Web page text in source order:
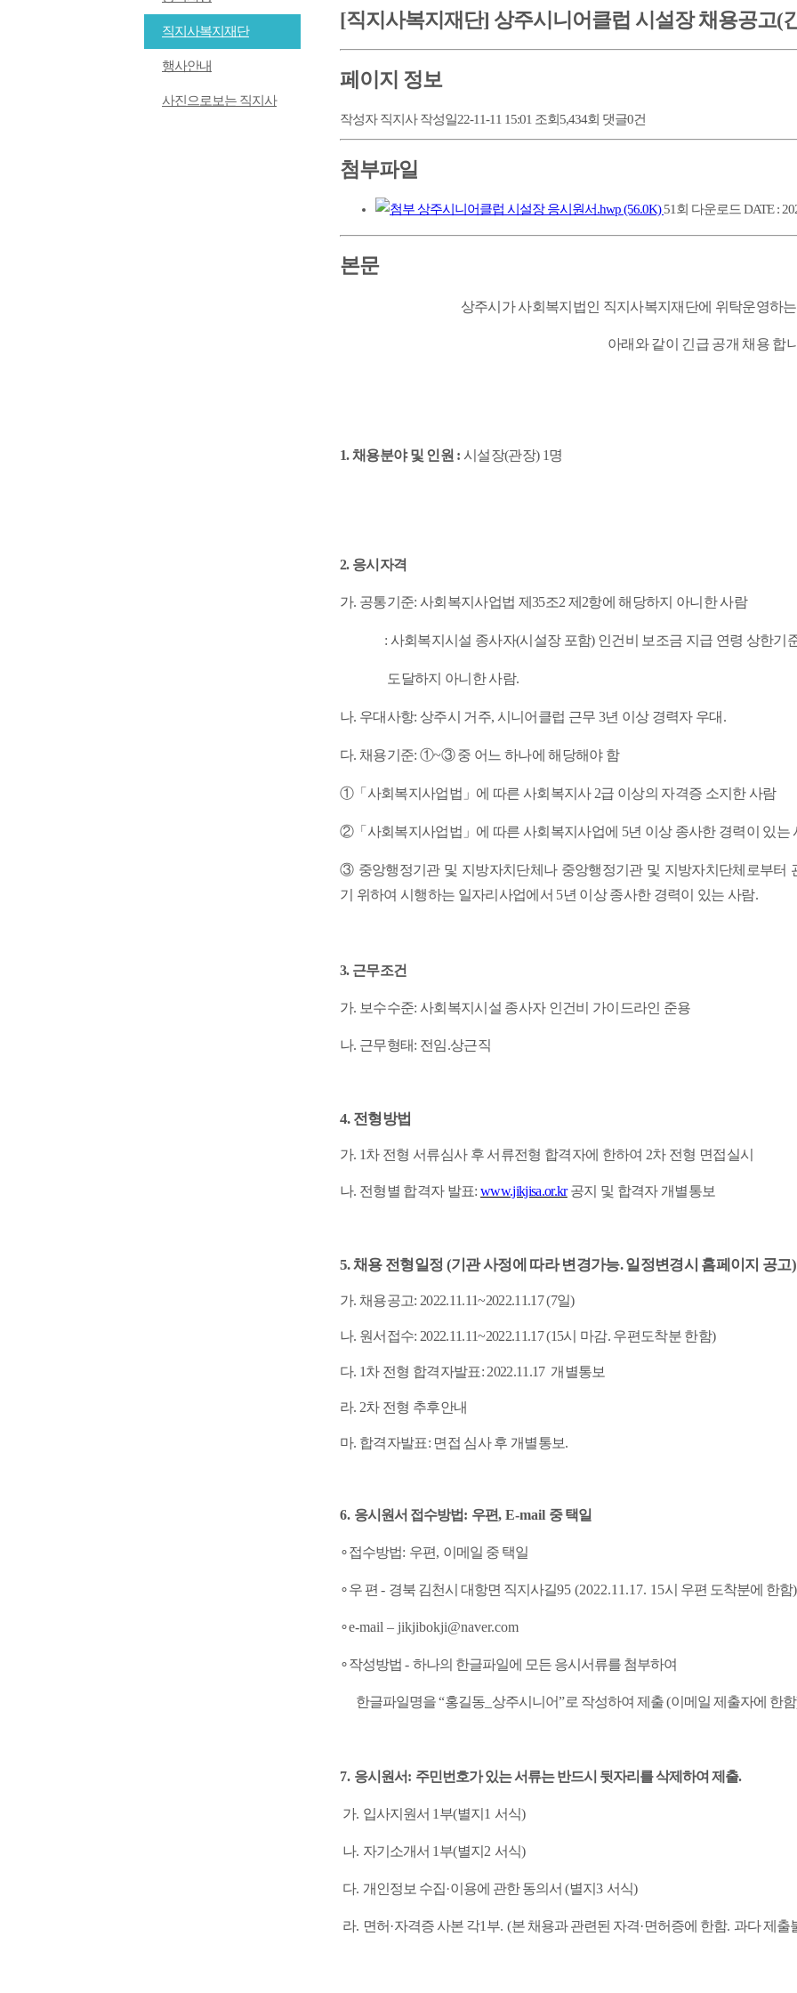
직지사복지재단
행사안내
사진으로보는 직지사
[직지사복지재단] 상주시니어클럽 시설장 채용공고(
페이지 정보
작성자직지사 작성일22-11-11 15:01 조회 5,434회 댓글0건
첨부파일
상주시니어클럽 시설장 응시원서.hwp(56.0K)51회 다운로드DATE :
본문
상주시가 사회복지법인 직지사복지재단에 위탁운영하
아래와 같이 긴급 공개 채용 합
1.채용분야 및 인원 :시설장(관장) 1명
2. 응시자격
가. 공통기준: 사회복지사업법 제35조2 제2항에 해당하지 아니한 사람
: 사회복지시설 종사자(시설장 포함) 인건비 보조금 지급 연령 상한기
도달하지 아니한 사람.
나. 우대사항: 상주시 거주, 시니어클럽 근무 3년 이상 경력자 우대.
다. 채용기준: ①~③ 중 어느 하나에 해당해야 함
①「사회복지사업법」에 따른 사회복지사 2급 이상의 자격증 소지한 사람
②「사회복지사업법」에 따른 사회복지사업에 5년 이상 종사한 경력이 있는
③ 중앙행정기관 및 지방자치단체나 중앙행정기관 및 지방자치단체로부터
기 위하여 시행하는 일자리사업에서 5년 이상 종사한 경력이 있는 사람.
3. 근무조건
가. 보수수준:사회복지시설 종사자 인건비 가이드라인 준용
나. 근무형태: 전임.상근직
4. 전형방법
가. 1차 전형 서류심사 후 서류전형 합격자에 한하여 2차 전형 면접실시
나. 전형별 합격자 발표:www.jikjisa.or.kr 공지 및 합격자 개별통보
5.채용 전형일정 (기관 사정에 따라 변경가능. 일정변경시 홈페이지 공고
가. 채용공고: 2022.11.11~2022.11.17 (7일)
나. 원서접수: 2022.11.11~2022.11.17 (15시 마감. 우편도착분 한함)
다. 1차 전형 합격자발표: 2022.11.17 개별통보
라. 2차 전형 추후안내
마. 합격자발표: 면접 심사 후 개별통보.
6. 응시원서 접수방법: 우편, E-mail 중 택일
∘접수방법: 우편, 이메일 중 택일
∘우 편 - 경북 김천시 대항면 직지사길95 (2022.11.17. 15시 우편 도착분에 한함)
∘e-mail – jikjibokji@naver.com
∘작성방법 - 하나의 한글파일에 모든 응시서류를 첨부하여
한글파일명을“홍길동 상주시니어”로 작성하여 제출(이메일 제출자에 한함
7. 응시원서: 주민번호가 있는 서류는 반드시 뒷자리를 삭제하여 제출.
가. 입사지원서 1 부(별지 1 서식)
나. 자기소개서 1 부(별지 2 서식)
다. 개인정보 수집·이용에 관한 동의서 (별지 3 서식)
라. 면허 ·자격증 사본 각1 부. (본 채용과 관련된 자격·면허증에 한함. 과다 제출